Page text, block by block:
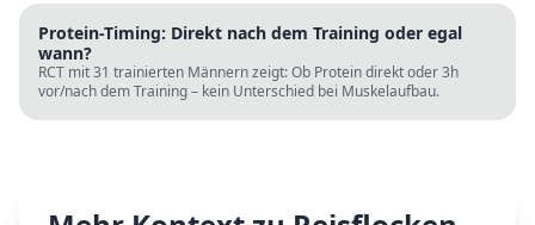
Protein-Timing: Direkt nach dem Training oder egal
wann?
RCT mit 31 trainierten Männern zeigt: Ob Protein direkt oder 3h
vor/nach dem Training – kein Unterschied bei Muskelaufbau.